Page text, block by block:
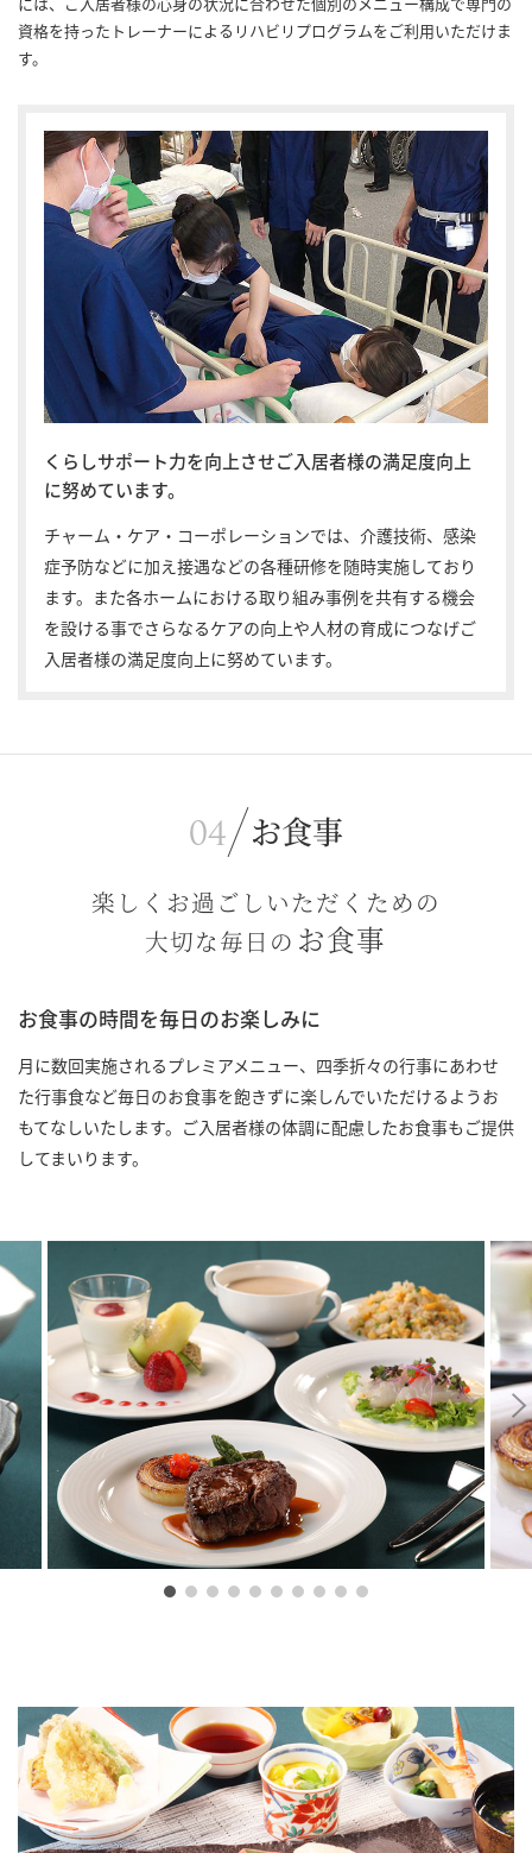
資格を持ったトレーナーによるリハビリプログラムをご利用いただけま
す。
くらしサポート力を向上させご入居者様の満足度向上
に努めています。
チャーム・ケア・コーポレーションでは、介護技術、感染
症予防などに加え接遇などの各種研修を随時実施しており
ます。また各ホームにおける取り組み事例を共有する機会
を設ける事でさらなるケアの向上や人材の育成につなげご
入居者様の満足度向上に努めています。
お食事
楽しくお過ごしいただくための
大切な毎日の お食事
お食事の時間を毎日のお楽しみに
月に数回実施されるプレミアメニュー、四季折々の行事にあわせ
た行事食など毎日のお食事を飽きずに楽しんでいただけるようお
もてなしいたします。ご入居者様の体調に配慮したお食事もご提供
してまいります。